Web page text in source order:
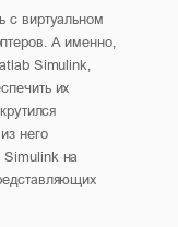
с виртуальном
А именно,
Simulink,
их
него
на